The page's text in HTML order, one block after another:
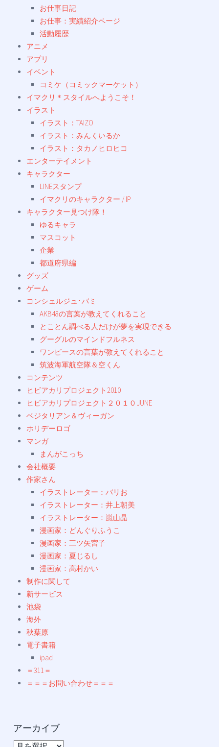
お仕事日記
お仕事：実績紹介ページ
活動履歴
アニメ
アプリ
イベント
コミケ（コミックマーケット）
イマクリ＊スタイルへようこそ！
イラスト
イラスト：TAIZO
イラスト：みんくいるか
イラスト：タカノヒロヒコ
エンターテイメント
キャラクター
LINEスタンプ
イマクリのキャラクター / IP
キャラクター見つけ隊！
ゆるキャラ
マスコット
企業
都道府県編
グッズ
ゲーム
コンシェルジュ･バミ
AKB48の言葉が教えてくれること
とことん調べる人だけが夢を実現できる
グーグルのマインドフルネス
ワンピースの言葉が教えてくれること
筑波海軍航空隊＆空くん
コンテンツ
ヒビアカリプロジェクト2010
ヒビアカリプロジェクト２０１０JUNE
ベジタリアン＆ヴィーガン
ホリデーロゴ
マンガ
まんがこっち
会社概要
作家さん
イラストレーター：バリお
イラストレーター：井上朝美
イラストレーター：嵐山晶
漫画家：どんぐりふうこ
漫画家：三ツ矢宮子
漫画家：夏じるし
漫画家：高村かい
制作に関して
新サービス
池袋
海外
秋葉原
電子書籍
ipad
＝311＝
＝＝＝お問い合わせ＝＝＝
アーカイブ